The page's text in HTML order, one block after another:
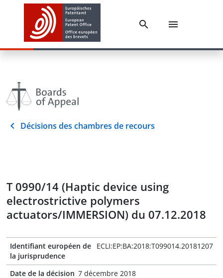
Décisions des chambres de recours
T 0990/14 (Haptic device using
electrostrictive polymers
actuators/IMMERSION) du 07.12.2018
Identifiant européen de
la jurisprudence
ECLI:EP:BA:2018:T099014.20181207
Date de la décision 7 décembre 2018